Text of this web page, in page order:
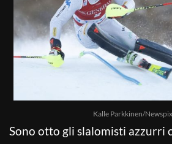
Kalle Parkkinen/
Sono otto gli slalomisti azzurri